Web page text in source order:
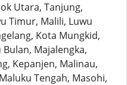
Utara, Tanjung,
Timur, Malili, Luwu
Kota Mungkid,
Majalengka,
Kepanjen, Malinau,
Tengah, Masohi,